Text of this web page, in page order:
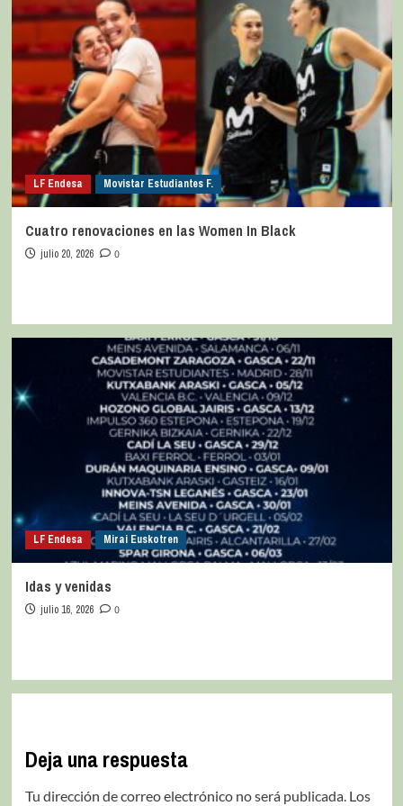
LF Endesa Movistar Estudiantes F.
Cuatro renovaciones en las Women In Black
julio 20, 2026 0
LF Endesa Mirai Euskotren
Idas y venidas
julio 16, 2026 0
Deja una respuesta
Tu dirección de correo electrónico no será publicada. Los